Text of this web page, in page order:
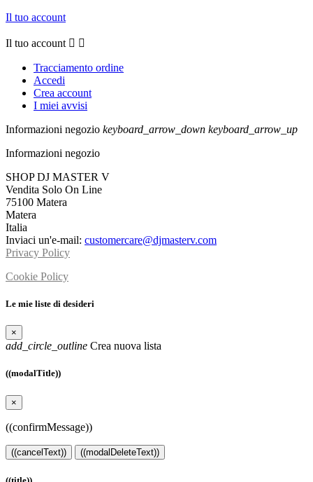
Il tuo account
Il tuo account  
Tracciamento ordine
Accedi
Crea account
I miei avvisi
Informazioni negozio keyboard_arrow_down keyboard_arrow_up
Informazioni negozio
SHOP DJ MASTER V
Vendita Solo On Line
75100 Matera
Matera
Italia
Inviaci un'e-mail: customercare@djmasterv.com
Privacy Policy
Cookie Policy
Le mie liste di desideri
×
add_circle_outline Crea nuova lista
((modalTitle))
×
((confirmMessage))
((cancelText)) ((modalDeleteText))